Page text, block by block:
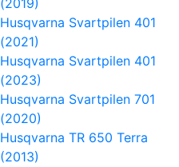
(2019)
Husqvarna Svartpilen 401
(2021)
Husqvarna Svartpilen 401
(2023)
Husqvarna Svartpilen 701
(2020)
Husqvarna TR 650 Terra
(2013)